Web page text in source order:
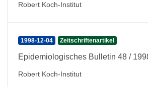
Robert Koch-Institut
1998-12-04 Zeitschriftenartikel
Epidemiologisches Bulletin 48 /
Robert Koch-Institut